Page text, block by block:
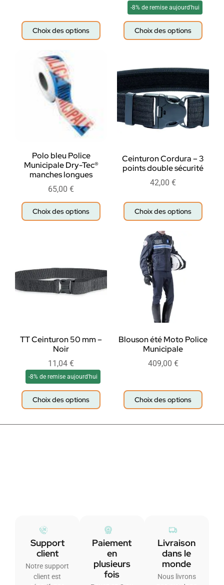
Choix des options
-8% de remise aujourd'hui
Choix des options
Polo bleu Police
Municipale Dry-Tec®
manches longues
65,00 €
Choix des options
Ceinturon Cordura – 3
points double sécurité
42,00 €
Choix des options
TT Ceinturon 50 mm –
Noir
11,04 €
-8% de remise aujourd'hui
Choix des options
Blouson été Moto Police
Municipale
409,00 €
Choix des options
Support
client
Notre support
client est
Paiement
en
plusieurs
fois
Livraison
dans le
monde
Nous livrons